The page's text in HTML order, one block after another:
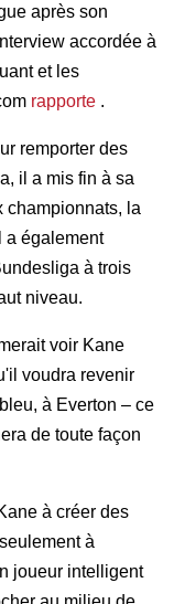
après son
accordée à
et les
rapporte .
remporter des
il a mis fin à sa
championnats, la
a également
à trois
niveau.
voir Kane
voudra revenir
à Everton – ce
de toute façon
à créer des
à
joueur intelligent